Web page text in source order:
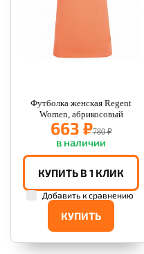
Футболка женская Regent
Women, абрикосовый
663 ₽780 ₽
в наличии
КУПИТЬ
КУПИТЬ В 1 КЛИК
Добавить к сравнению